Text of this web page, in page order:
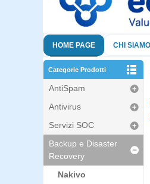
HOME PAGE CHI SIAMO
Categorie Prodotti
AntiSpam
Antivirus
Servizi SOC
Backup e Disaster
Recovery
Nakivo